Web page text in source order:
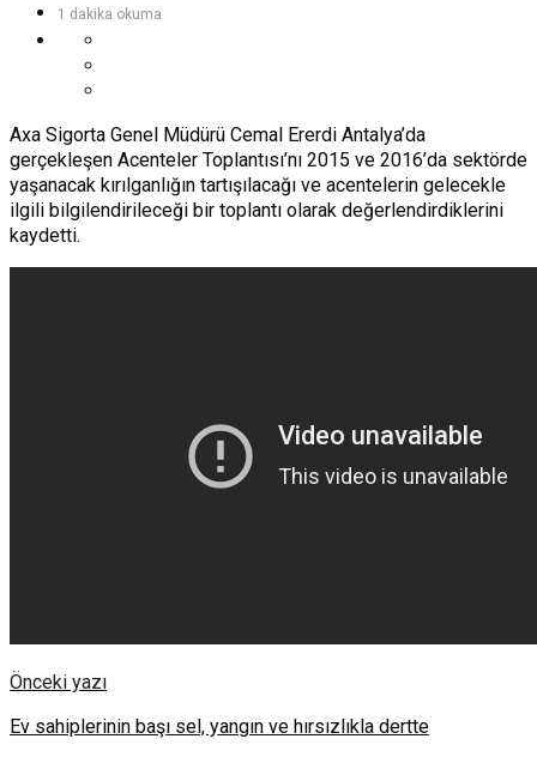
1 dakika okuma
Axa Sigorta Genel Müdürü Cemal Ererdi Antalya’da
gerçekleşen Acenteler Toplantısı’nı 2015 ve 2016’da sektörde
yaşanacak kırılganlığın tartışılacağı ve acentelerin gelecekle
ilgili bilgilendirileceği bir toplantı olarak değerlendirdiklerini
kaydetti.
Önceki yazı
Ev sahiplerinin başı sel, yangın ve hırsızlıkla dertte